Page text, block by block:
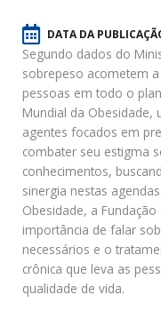
DATA DA
Segundo dados do
sobrepeso acometem
pessoas em todo o
Mundial da Obesidade,
agentes focados em
combater seu estigma
conhecimentos,
sinergia nestas
Obesidade, a
importância de falar
necessários e o
crônica que leva as
qualidade de vida.